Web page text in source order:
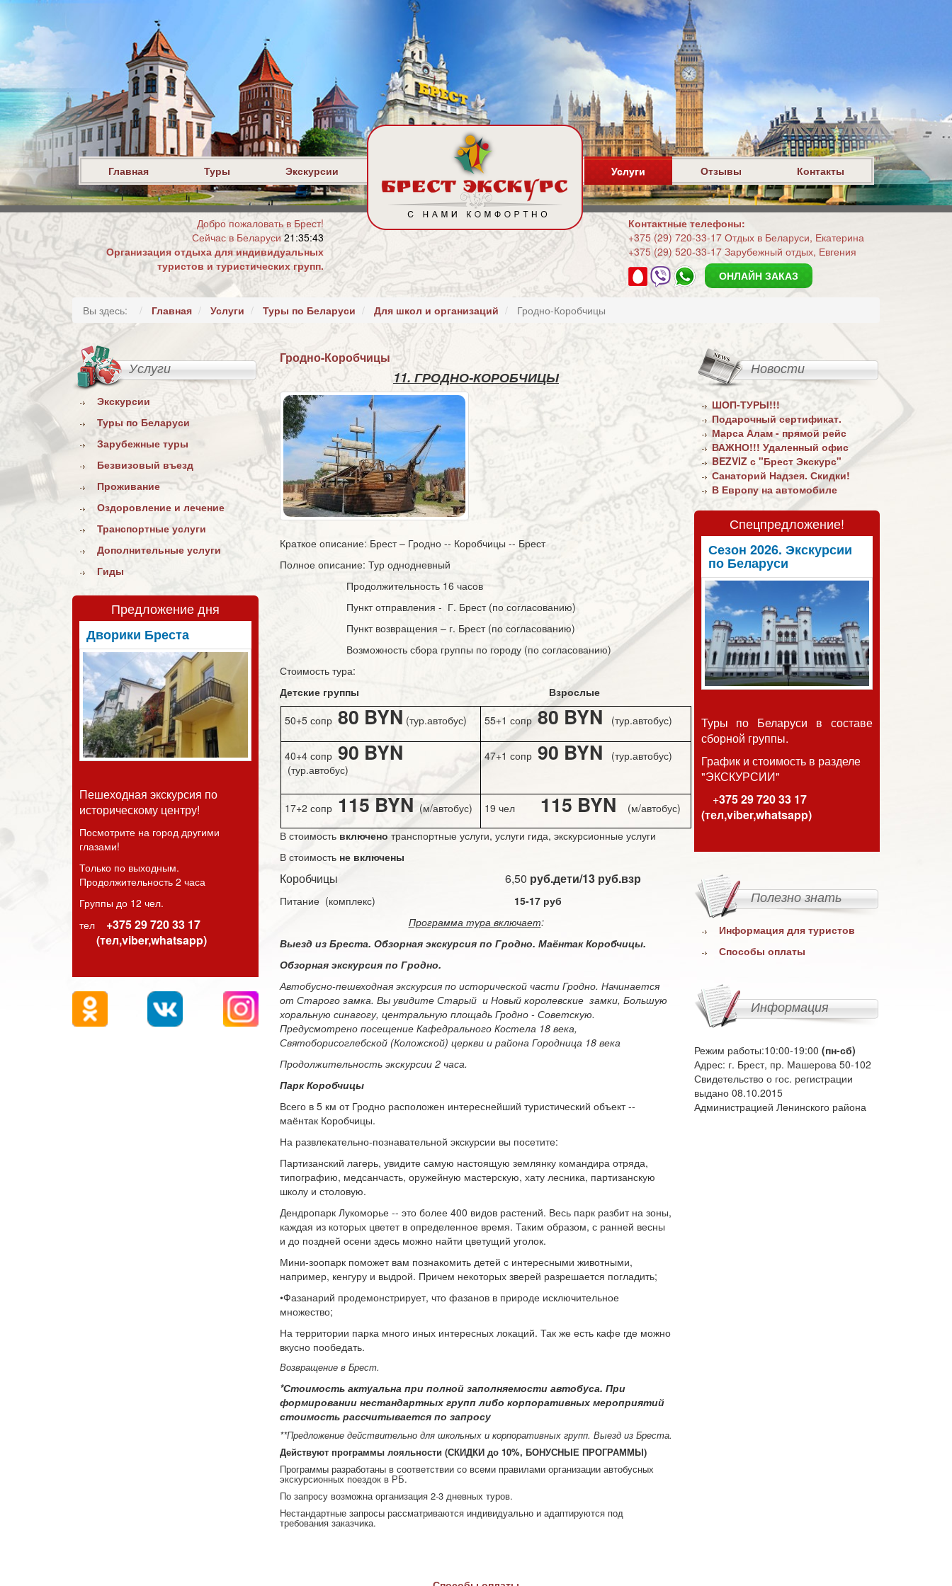
Главная Туры Экскурсии Услуги Отзывы Контакты
Добро пожаловать в Брест!
Сейчас в Беларуси 21:35:44
Организация отдыха для индивидуальных
туристов и туристических групп.
Контактные телефоны:
+375 (29) 720-33-17 Отдых в Беларуси, Екатерина
+375 (29) 520-33-17 Зарубежный отдых, Евгения
ОНЛАЙН ЗАКАЗ
Вы здесь: Главная Услуги Туры по Беларуси Для школ и организаций Гродно-Коробчицы
Услуги
Экскурсии
Туры по Беларуси
Зарубежные туры
Безвизовый въезд
Проживание
Оздоровление и лечение
Транспортные услуги
Дополнительные услуги
Гиды
Предложение дня
Дворики Бреста
Пешеходная экскурсия по
историческому центру!
Посмотрите на город другими
глазами!
Только по выходным.
Продолжительность 2 часа
Группы до 12 чел.
тел +375 29 720 33 17
(тел,viber,whatsapp)
Гродно-Коробчицы
11. ГРОДНО-КОРОБЧИЦЫ
Краткое описание: Брест – Гродно -- Коробчицы -- Брест
Полное описание: Тур однодневный
Продолжительность 16 часов
Пункт отправления - Г. Брест (по согласованию)
Пункт возвращения – г. Брест (по согласованию)
Возможность сбора группы по городу (по согласованию)
Стоимость тура:
Детские группы Взрослые
50+5 сопр80 BYN (тур.автобус) 55+1 сопр80 BYN (тур.автобус)
40+4 сопр90 BYN
(тур.автобус)
47+1 сопр90 BYN (тур.автобус)
17+2 сопр 115 BYN (м/автобус) 19 чел 115 BYN (м/автобус)
В стоимость включено транспортные услуги, услуги гида, экскурсионные услуги
В стоимость не включены
Коробчицы 6,50 руб.дети/13 руб.взр
Питание (комплекс) 15-17 руб
Программа тура включает:
Выезд из Бреста. Обзорная экскурсия по Гродно. Маёнтак Коробчицы.
Обзорная экскурсия по Гродно.
Автобусно-пешеходная экскурсия по исторической части Гродно. Начинается
от Старого замка. Вы увидите Старый и Новый королевские замки, Большую
хоральную синагогу, центральную площадь Гродно - Советскую.
Предусмотрено посещение Кафедрального Костела 18 века,
Святоборисоглебской (Коложской) церкви и района Городница 18 века
Продолжительность экскурсии 2 часа.
Парк Коробчицы
Всего в 5 км от Гродно расположен интереснейший туристический объект --
маёнтак Коробчицы.
На развлекательно-познавательной экскурсии вы посетите:
Партизанский лагерь, увидите самую настоящую землянку командира отряда,
типографию, медсанчасть, оружейную мастерскую, хату лесника, партизанскую
школу и столовую.
Дендропарк Лукоморье -- это более 400 видов растений. Весь парк разбит на зоны,
каждая из которых цветет в определенное время. Таким образом, с ранней весны
и до поздней осени здесь можно найти цветущий уголок.
Мини-зоопарк поможет вам познакомить детей с интересными животными,
например, кенгуру и выдрой. Причем некоторых зверей разрешается погладить;
•Фазанарий продемонстрирует, что фазанов в природе исключительное
множество;
На территории парка много иных интересных локаций. Так же есть кафе где можно
вкусно пообедать.
Возвращение в Брест.
*Стоимость актуальна при полной заполняемости автобуса. При
формировании нестандартных групп либо корпоративных мероприятий
стоимость рассчитывается по запросу
**Предложение действительно для школьных и корпоративных групп. Выезд из Бреста.
Действуют программы лояльности (СКИДКИ до 10%, БОНУСНЫЕ ПРОГРАММЫ)
Программы разработаны в соответствии со всеми правилами организации автобусных
экскурсионных поездок в РБ.
По запросу возможна организация 2-3 дневных туров.
Нестандартные запросы рассматриваются индивидуально и адаптируются под
требования заказчика.
Новости
ШОП-ТУРЫ!!!
Подарочный сертификат.
Марса Алам - прямой рейс
ВАЖНО!!! Удаленный офис
BEZVIZ с "Брест Экскурс"
Санаторий Надзея. Скидки!
В Европу на автомобиле
Спецпредложение!
Сезон 2026. Экскурсии
по Беларуси
Туры по Беларуси в составе
сборной группы.
График и стоимостьв разделе
"ЭКСКУРСИИ"
+375 29 720 33 17
(тел,viber,whatsapp)
Полезно знать
Информация для туристов
Способы оплаты
Информация
Режим работы:10:00-19:00 (пн-сб)
Адрес: г. Брест, пр. Машерова 50-102
Свидетельство о гос. регистрации
выдано 08.10.2015
Администрацией Ленинского района